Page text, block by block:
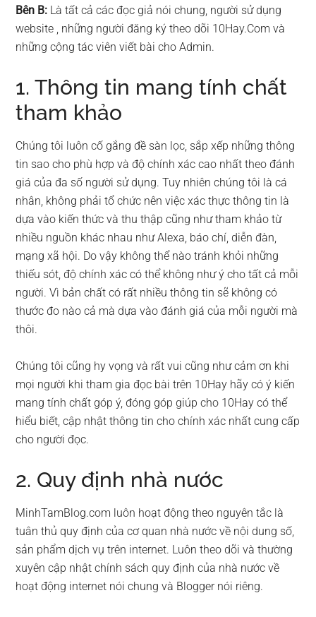
Bên B: Là tất cả các đọc giả nói chung, người sử dụng
website , những người đăng ký theo dõi 10Hay.Com và
những cộng tác viên viết bài cho Admin.
1. Thông tin mang tính chất
tham khảo
Chúng tôi luôn cố gắng đề sàn lọc, sắp xếp những thông
tin sao cho phù hợp và độ chính xác cao nhất theo đánh
giá của đa số người sử dụng. Tuy nhiên chúng tôi là cá
nhân, không phải tổ chức nên việc xác thực thông tin là
dựa vào kiến thức và thu thập cũng như tham khảo từ
nhiều nguồn khác nhau như Alexa, báo chí, diễn đàn,
mạng xã hội. Do vậy không thể nào tránh khỏi những
thiếu sót, độ chính xác có thể không như ý cho tất cả mỗi
người. Vì bản chất có rất nhiều thông tin sẽ không có
thước đo nào cả mà dựa vào đánh giá của mỗi người mà
thôi.
Chúng tôi cũng hy vọng và rất vui cũng như cảm ơn khi
mọi người khi tham gia đọc bài trên 10Hay hãy có ý kiến
mang tính chất góp ý, đóng góp giúp cho 10Hay có thể
hiểu biết, cập nhật thông tin cho chính xác nhất cung cấp
cho người đọc.
2. Quy định nhà nước
MinhTamBlog.com luôn hoạt động theo nguyên tắc là
tuân thủ quy định của cơ quan nhà nước về nội dung số,
sản phẩm dịch vụ trên internet. Luôn theo dõi và thường
xuyên cập nhật chính sách quy định của nhà nước về
hoạt động internet nói chung và Blogger nói riêng.